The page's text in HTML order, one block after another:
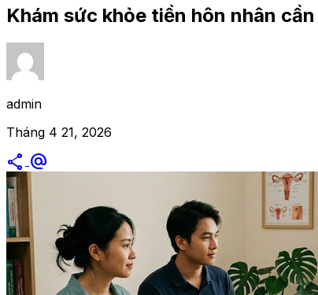
Khám sức khỏe tiền hôn nhân
admin
Tháng 4 21, 2026
share alternate_email